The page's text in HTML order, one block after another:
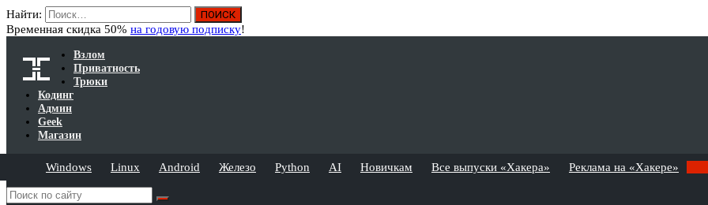
Найти:
Временная скидка 50% на годовую подписку!
Взлом
Приватность
Трюки
Кодинг
Админ
Geek
Магазин
Windows Linux Android Железо Python AI Новичкам Все выпуски «Хакера» Реклама на «Хакере»